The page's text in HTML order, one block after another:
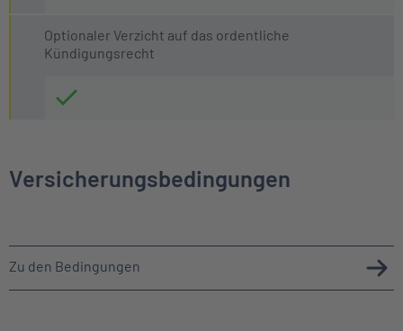
Optionaler Verzicht auf das ordentliche
Kündigungsrecht
Versicherungsbedingungen
Zu den Bedingungen